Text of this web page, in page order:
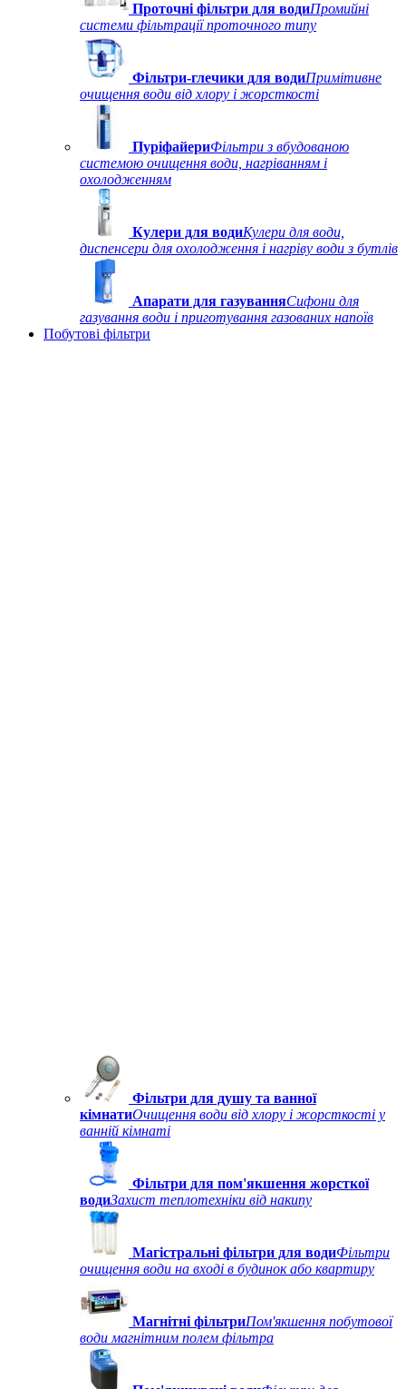
Проточні фільтри для водиПромийні
системи фільтрації проточного типу
Фільтри-глечики для водиПримітивне
очищення води від хлору і жорсткості
ПуріфайериФільтри з вбудованою
системою очищення води, нагріванням і
охолодженням
Кулери для водиКулери для води,
диспенсери для охолодження і нагріву води з бутлів
Апарати для газуванняСифони для
газування води і приготування газованих напоїв
Побутові фільтри
Фільтри для душу та ванної
кімнатиОчищення води від хлору і жорсткості у
ванній кімнаті
Фільтри для пом'якшення жорсткої
водиЗахист теплотехніки від накипу
Магістральні фільтри для водиФільтри
очищення води на вході в будинок або квартиру
Магнітні фільтриПом'якшення побутової
води магнітним полем фільтра